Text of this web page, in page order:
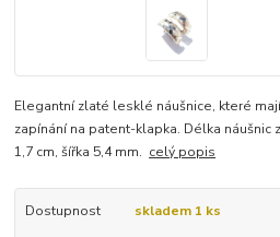
Elegantní zlaté lesklé náušnice, které
zapínání na patent-klapka. Délka náušnic
1,7 cm, šířka 5,4 mm. celý popis
Dostupnost skladem 1 ks